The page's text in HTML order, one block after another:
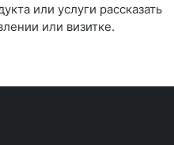
или услуги рассказать
или визитке.